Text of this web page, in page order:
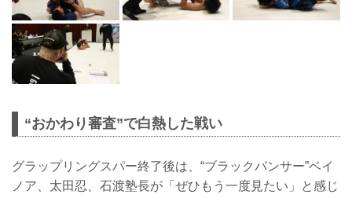
“おかわり審査”で白熱した戦い
グラップリングスパー終了後は、“ブラックパンサー”ベイ
ノア、太田忍、石渡塾長が「ぜひもう一度見たい」と感じ